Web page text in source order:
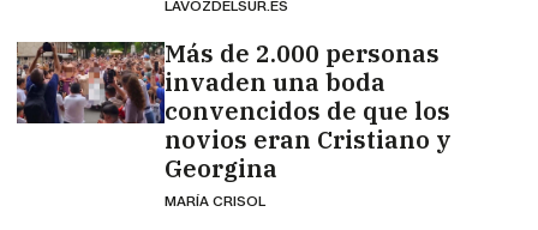
LAVOZDELSUR.ES
Más de 2.000 personas
invaden una boda
convencidos de que los
novios eran Cristiano y
Georgina
MARÍA CRISOL